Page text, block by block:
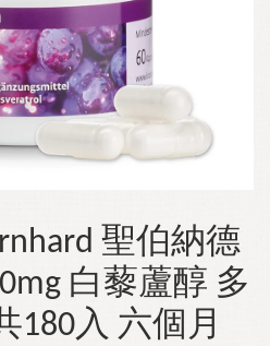
聖伯納德
白藜蘆醇 多
180入 六個月